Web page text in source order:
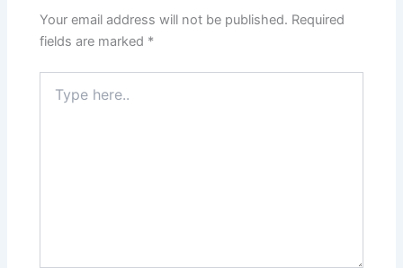
Your email address will not be published. Required
fields are marked *
here..